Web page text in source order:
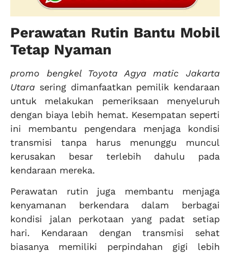
Perawatan Rutin Bantu Mobil
Tetap Nyaman
promo bengkel Toyota Agya matic Jakarta
Utara sering dimanfaatkan pemilik kendaraan
untuk melakukan pemeriksaan menyeluruh
dengan biaya lebih hemat. Kesempatan seperti
ini membantu pengendara menjaga kondisi
transmisi tanpa harus menunggu muncul
kerusakan besar terlebih dahulu pada
kendaraan mereka.
Perawatan rutin juga membantu menjaga
kenyamanan berkendara dalam berbagai
kondisi jalan perkotaan yang padat setiap
hari. Kendaraan dengan transmisi sehat
biasanya memiliki perpindahan gigi lebih